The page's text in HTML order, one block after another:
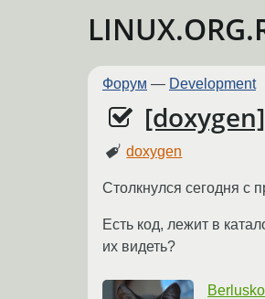
Форум — Development
doxygen
Столкнулся сегодня с
Есть код, лежит в
их видеть?